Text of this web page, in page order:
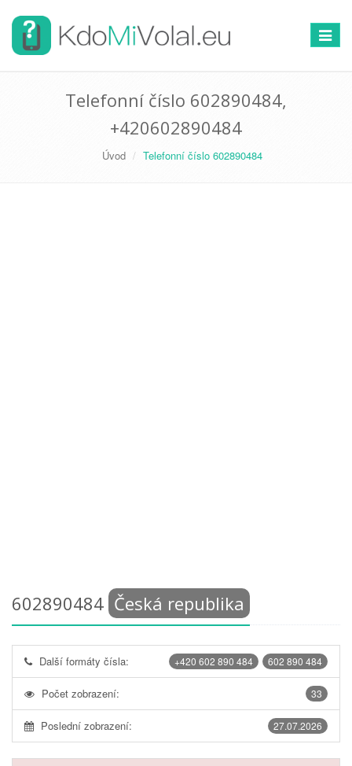
Telefonní číslo 602890484,
+420602890484
Úvod Telefonní číslo 602890484
602890484 Česká republika
602 890 484
+420 602 890 484
Další formáty čísla:
33
Počet zobrazení:
27.07.2026
Poslední zobrazení: